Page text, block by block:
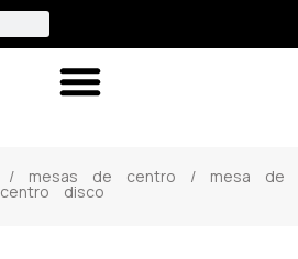
/ mesas de centro / mesa de
centro disco